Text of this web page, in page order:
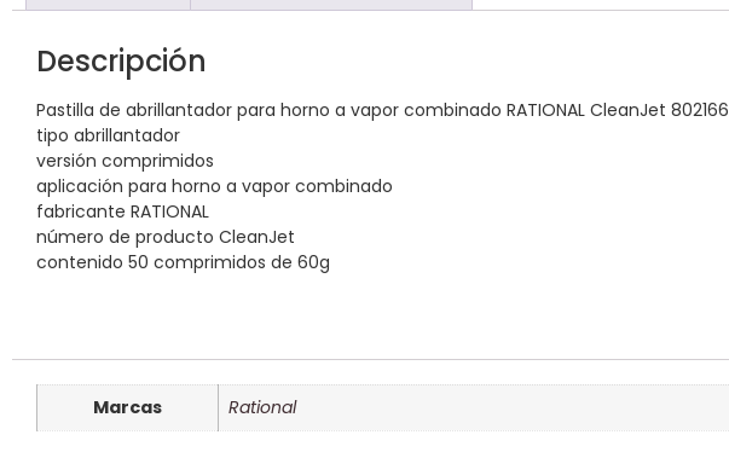
Descripción
Pastilla de abrillantador para horno a vapor combinado RATIONAL CleanJet 802166
tipo abrillantador
versión comprimidos
aplicación para horno a vapor combinado
fabricante RATIONAL
número de producto CleanJet
contenido 50 comprimidos de 60g
Marcas Rational